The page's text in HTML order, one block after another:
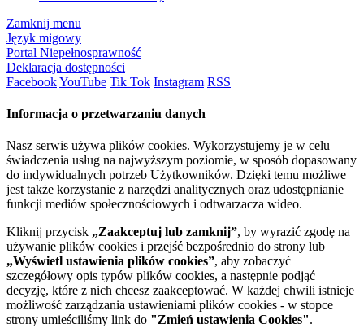
Zamknij menu
Język migowy
Portal Niepełnosprawność
Deklaracja dostępności
FacebookYouTube Tik Tok Instagram RSS
Informacja o przetwarzaniu danych
Nasz serwis używa plików cookies. Wykorzystujemy je w celu
świadczenia usług na najwyższym poziomie, w sposób dopasowany
do indywidualnych potrzeb Użytkowników. Dzięki temu możliwe
jest także korzystanie z narzędzi analitycznych oraz udostępnianie
funkcji mediów społecznościowych i odtwarzacza wideo.
Kliknij przycisk „Zaakceptuj lub zamknij”, by wyrazić zgodę na
używanie plików cookies i przejść bezpośrednio do strony lub
„Wyświetl ustawienia plików cookies”, aby zobaczyć
szczegółowy opis typów plików cookies, a następnie podjąć
decyzję, które z nich chcesz zaakceptować. W każdej chwili istnieje
możliwość zarządzania ustawieniami plików cookies - w stopce
strony umieściliśmy link do "Zmień ustawienia Cookies".